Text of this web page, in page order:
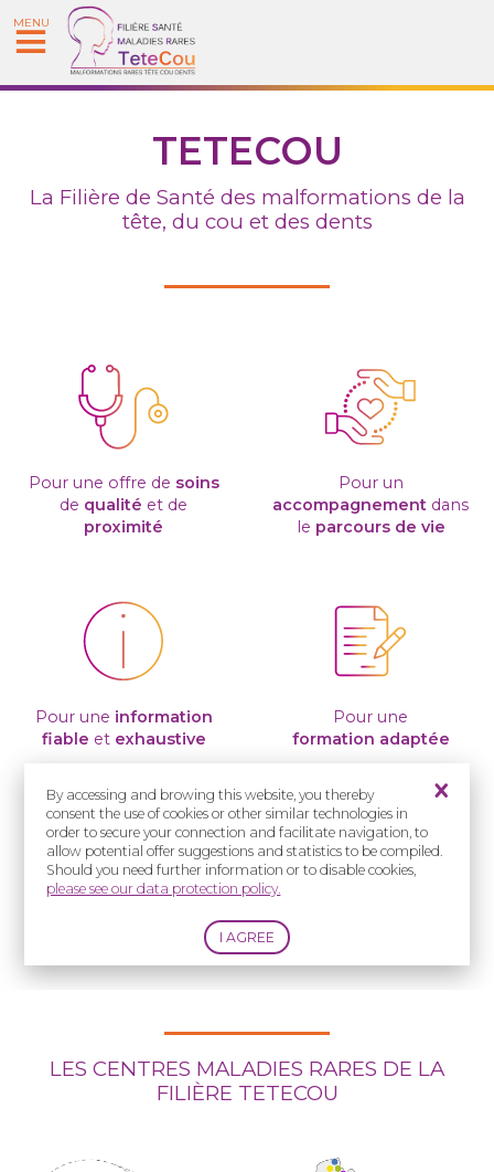
By accessing and browing this website, you thereby
consent the use of cookies or other similar technologies in
order to secure your connection and facilitate navigation, to
allow potential offer suggestions and statistics to be compiled.
Should you need further information or to disable cookies,
please see our data protection policy.
MENU
TETECOU
La Filière de Santé des malformations de la
tête, du cou et des dents
Pour une offre de soins
de qualité et de
proximité
Pour un
accompagnement dans
le parcours de vie
Pour une information
fiable et exhaustive
Pour une
formation adaptée
Pour unsoutien
à la recherche
LES CENTRES MALADIES RARES DE LA
FILIÈRE TETECOU